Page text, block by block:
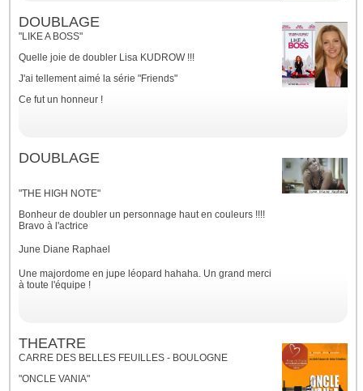
DOUBLAGE
"LIKE A BOSS"
Quelle joie de doubler Lisa KUDROW !!!
J'ai tellement aimé la série "Friends"
Ce fut un honneur !
DOUBLAGE
"THE HIGH NOTE"
Bonheur de doubler un personnage haut en couleurs !!!!
Bravo à l'actrice
June Diane Raphael
Une majordome en jupe léopard hahaha. Un grand merci
à toute l'équipe !
THEATRE
CARRE DES BELLES FEUILLES - BOULOGNE
"ONCLE VANIA"